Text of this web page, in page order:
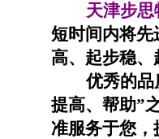
天津步思
短时间内将先
高、起步稳、
优秀的品
提高、帮助”
准服务于您，